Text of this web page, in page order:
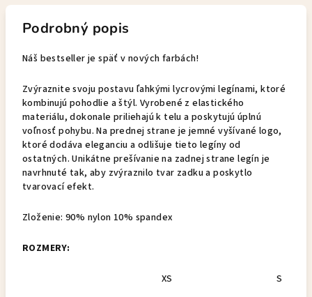
Podrobný popis
Náš bestseller je späť v nových farbách!
Zvýraznite svoju postavu ľahkými lycrovými legínami, ktoré
kombinujú pohodlie a štýl. Vyrobené z elastického
materiálu, dokonale priliehajú k telu a poskytujú úplnú
voľnosť pohybu. Na prednej strane je jemné vyšívané logo,
ktoré dodáva eleganciu a odlišuje tieto legíny od
ostatných. Unikátne prešívanie na zadnej strane legín je
navrhnuté tak, aby zvýraznilo tvar zadku a poskytlo
tvarovací efekt.
Zloženie: 90% nylon 10% spandex
ROZMERY:
XS S